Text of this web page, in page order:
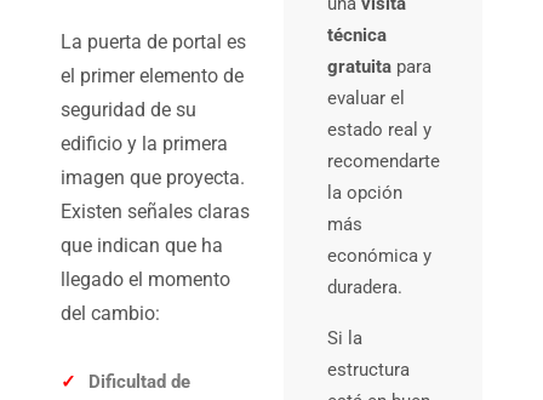
La puerta de portal es
el primer elemento de
seguridad de su
edificio y la primera
imagen que proyecta.
Existen señales claras
que indican que ha
llegado el momento
del cambio:
✓
Dificultad de
técnica
gratuita para
evaluar el
estado real y
recomendarte
la opción
más
económica y
duradera.
Si la
estructura